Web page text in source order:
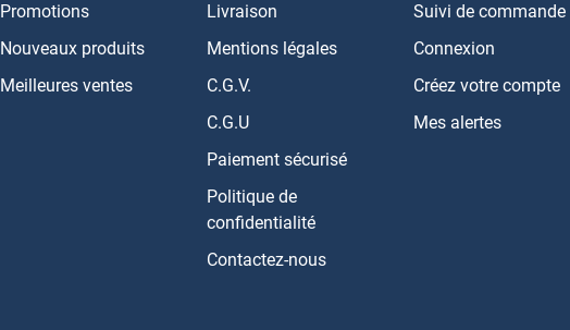
Promotions
Nouveaux produits
Meilleures ventes
Livraison
Mentions légales
C.G.V.
C.G.U
Paiement sécurisé
Politique de
confidentialité
Contactez-nous
Suivi de commande
Connexion
Créez votre compte
Mes alertes